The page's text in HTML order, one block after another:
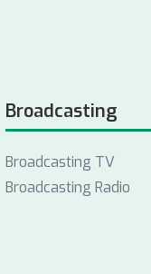
Broadcasting
Broadcasting TV
Broadcasting Radio